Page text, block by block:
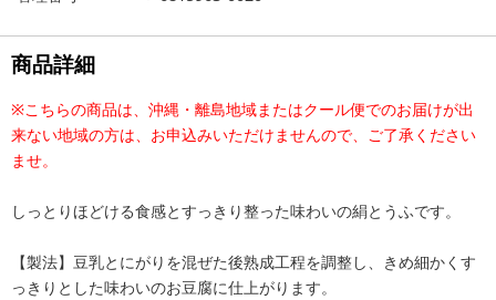
商品詳細
※こちらの商品は、沖縄・離島地域またはクール便でのお届けが出
来ない地域の方は、お申込みいただけませんので、ご了承ください
ませ。
しっとりほどける食感とすっきり整った味わいの絹とうふです。
【製法】豆乳とにがりを混ぜた後熟成工程を調整し、きめ細かくす
っきりとした味わいのお豆腐に仕上がります。